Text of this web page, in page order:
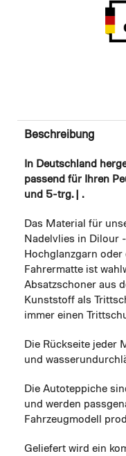
Beschreibung
In Deutschland
passend für Ihren
und 5-trg. | .
Das Material für
Nadelvlies in Dilour
Hochglanzgarn oder
Fahrermatte ist
Absatzschoner aus
Kunststoff als
immer einen
Die Rückseite jeder
und
Die Autoteppiche
und werden
Fahrzeugmodell
Geliefert wird ein